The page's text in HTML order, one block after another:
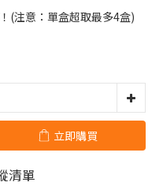
(注意：單盒超取最多4盒)
立即購買
清單